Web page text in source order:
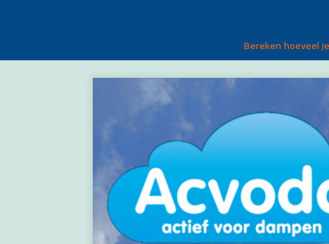
Bereken hoeveel